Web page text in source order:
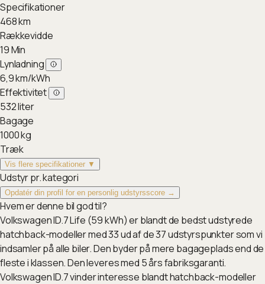
Specifikationer
468km
Rækkevidde
19Min
Lynladning
6,9km/kWh
Effektivitet
532liter
Bagage
1000kg
Træk
Vis flere specifikationer ▼
Udstyr pr. kategori
Opdatér din profil for en personlig udstyrsscore →
Hvem er denne bil god til?
Volkswagen ID.7 Life (59 kWh) er blandt de bedst udstyrede
hatchback-modeller med 33 ud af de 37 udstyrspunkter som vi
indsamler på alle biler. Den byder på mere bagageplads end de
fleste i klassen. Den leveres med 5 års fabriksgaranti.
Volkswagen ID.7 vinder interesse blandt hatchback-modeller